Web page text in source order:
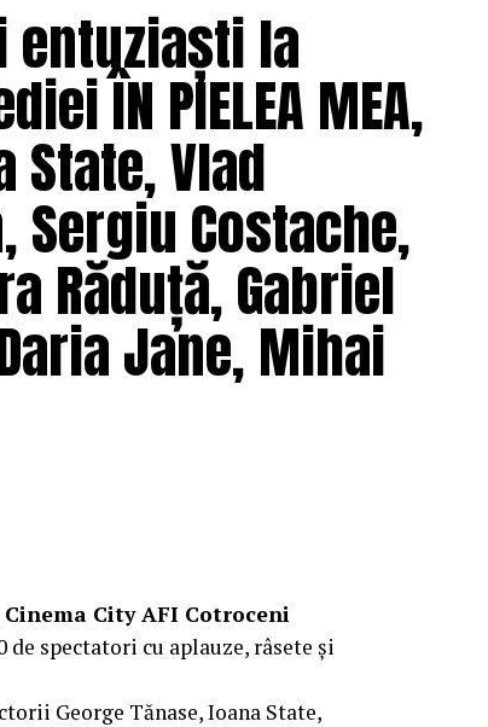
entuziaști la
ÎN PIELEA MEA,
State, Vlad
Sergiu Costache,
Răduță, Gabriel
Jane, Mihai
Cinema City AFI Cotroceni
spectatori cu aplauze, râsete și
George Tănase, Ioana State,